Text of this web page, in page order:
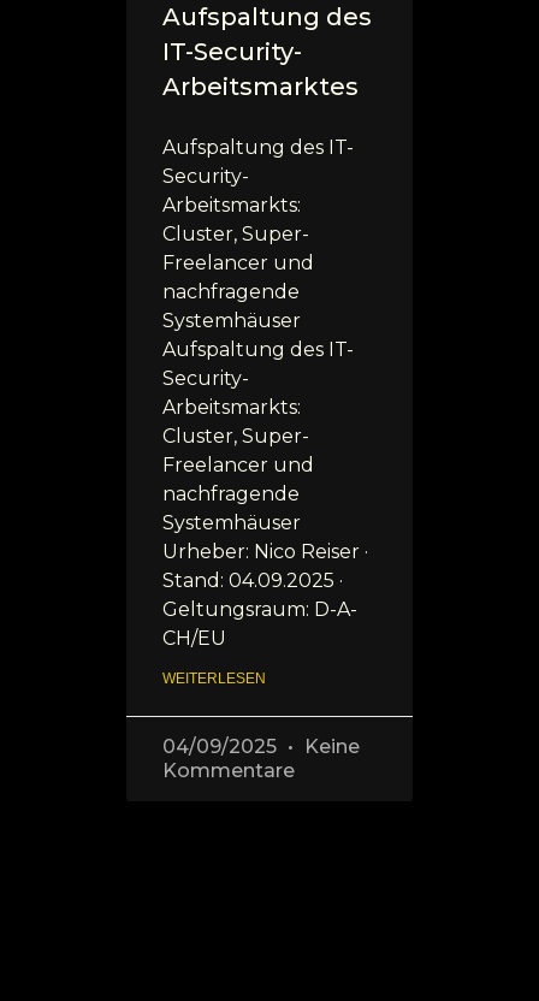
Aufspaltung des
IT-Security-
Arbeitsmarktes
Aufspaltung des IT-
Security-
Arbeitsmarkts:
Cluster, Super-
Freelancer und
nachfragende
Systemhäuser
Aufspaltung des IT-
Security-
Arbeitsmarkts:
Cluster, Super-
Freelancer und
nachfragende
Systemhäuser
Urheber: Nico Reiser ·
Stand: 04.09.2025 ·
Geltungsraum: D-A-
CH/EU
WEITERLESEN
04/09/2025
Keine
Kommentare